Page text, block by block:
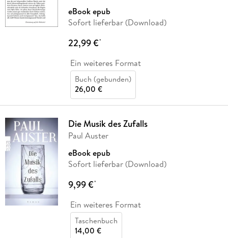
eBook epub
Sofort lieferbar (Download)
22,99 €*
Ein weiteres Format
Buch (gebunden)
26,00 €
Die Musik des Zufalls
Paul Auster
eBook epub
Sofort lieferbar (Download)
9,99 €*
Ein weiteres Format
Taschenbuch
14,00 €